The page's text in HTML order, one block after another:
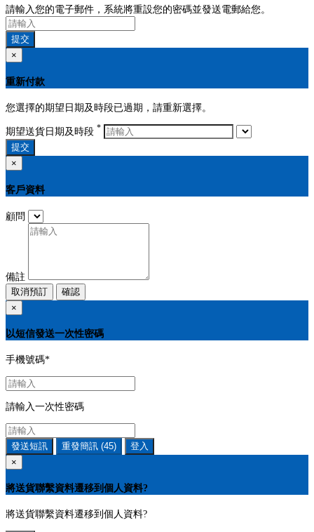
請輸入您的電子郵件，系統將重設您的密碼並發送電郵給您。
提交
×
重新付款
您選擇的期望日期及時段已過期，請重新選擇。
期望送貨日期及時段 *
提交
×
客戶資料
顧問
備註
取消預訂
確認
×
以短信發送一次性密碼
手機號碼*
請輸入一次性密碼
發送短訊 重發簡訊 (45)
登入
×
將送貨聯繫資料遷移到個人資料?
將送貨聯繫資料遷移到個人資料?